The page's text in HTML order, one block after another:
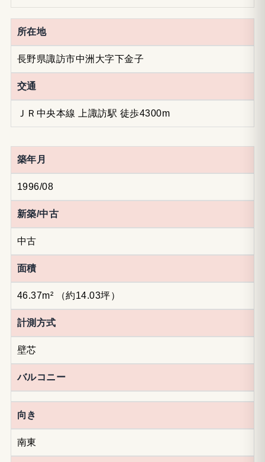
所在地
長野県諏訪市中洲大字下金子
交通
ＪＲ中央本線 上諏訪駅 徒歩4300m
築年月
1996/08
新築/中古
中古
面積
46.37m² （約14.03坪）
計測方式
壁芯
バルコニー
向き
南東